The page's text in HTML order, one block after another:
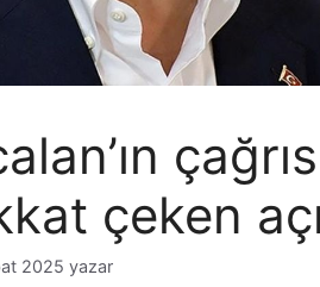
çeken
2025 yazar